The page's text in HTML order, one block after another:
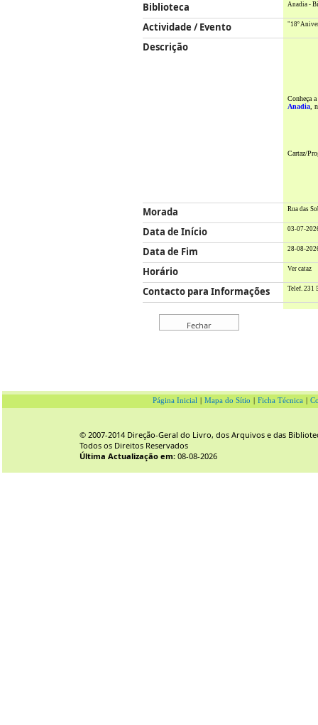
Biblioteca Anadia -
Actividade / Evento "18º
Descrição
Conheça
Anadia ,
Cartaz/
Morada Rua das
Data de Início 03-07-
Data de Fim 28-08-
Horário Ver cataz
Contacto para Informações Telef. 231
Página Inicial Mapa do Sítio Ficha Técnica
© 2007-2014 Direção-Geral do Livro, dos Arquivos e das
Todos os Direitos Reservados
Última Actualização em: 08-08-2026